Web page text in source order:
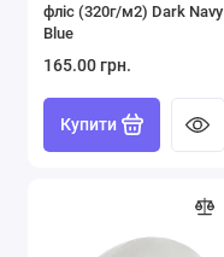
фліс (320г/м2) Dark Navy
Blue
165.00 грн.
Купити